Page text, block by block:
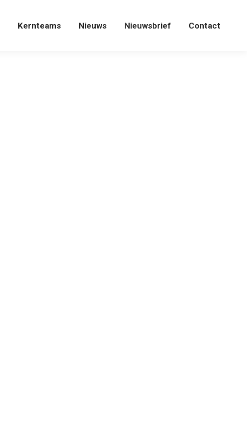
Kernteams Nieuws Nieuwsbrief Contact
Kernteams Nieuws Nieuwsbrief Contact